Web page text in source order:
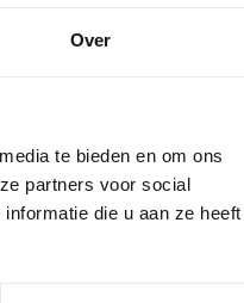
Over
te bieden en om ons
partners voor social
die u aan ze heeft